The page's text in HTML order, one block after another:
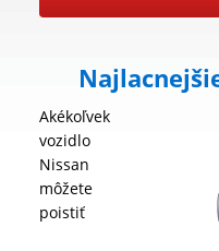
Akékoľvek
vozidlo
Nissan
môžete
poistiť